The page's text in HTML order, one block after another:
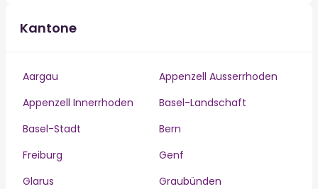
Kantone
Aargau
Appenzell Ausserrhoden
Appenzell Innerrhoden
Basel-Landschaft
Basel-Stadt
Bern
Freiburg
Genf
Glarus
Graubünden